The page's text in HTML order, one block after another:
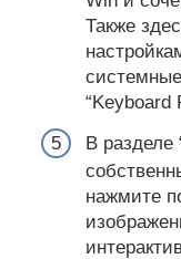
Также
“Keyboard
В разделе
нажмите